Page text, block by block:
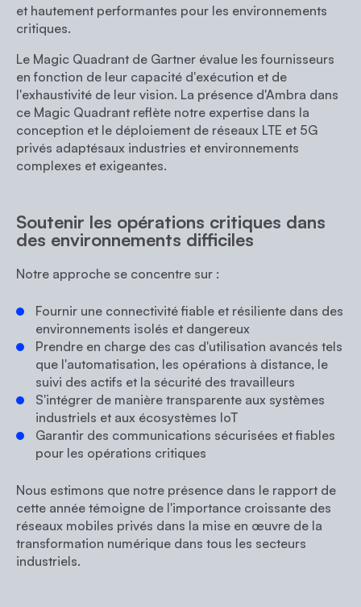
et hautement performantes pour les environnements
critiques.
Le Magic Quadrant de Gartner évalue les fournisseurs
en fonction de leur capacité d'exécution et de
l'exhaustivité de leur vision. La présence d'Ambra dans
ce Magic Quadrant reflète notre expertise dans la
conception et le déploiement de réseaux LTE et 5G
privés adaptésaux industries et environnements
complexes et exigeantes.
Soutenir les opérations critiques dans
des environnements difficiles
Notre approche se concentre sur :
Fournir une connectivité fiable et résiliente dans des
environnements isolés et dangereux
Prendre en charge des cas d'utilisation avancés tels
que l'automatisation, les opérations à distance, le
suivi des actifs et la sécurité des travailleurs
S'intégrer de manière transparente aux systèmes
industriels et aux écosystèmes IoT
Garantir des communications sécurisées et fiables
pour les opérations critiques
Nous estimons que notre présence dans le rapport de
cette année témoigne de l'importance croissante des
réseaux mobiles privés dans la mise en œuvre de la
transformation numérique dans tous les secteurs
industriels.